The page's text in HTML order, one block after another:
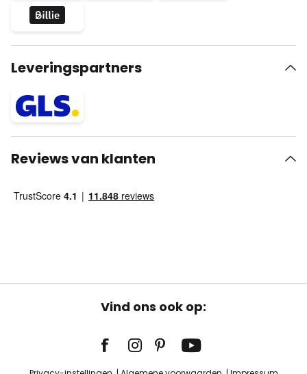
Leveringspartners
Reviews van klanten
Vind ons ook op: